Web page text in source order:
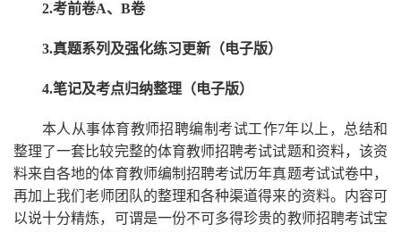
2.考前卷A、B卷
3.真题系列及强化练习更新（电子版）
4.笔记及考点归纳整理（电子版）
本人从事体育教师招聘编制考试工作7年以上，总结和
整理了一套比较完整的体育教师招聘考试试题和资料，该资
料来自各地的体育教师编制招聘考试历年真题考试试卷中，
再加上我们老师 团队的整理和各种渠道得来的资料。内容可
以说十分精炼，可谓是一份不可多得珍贵的教师招聘考试宝